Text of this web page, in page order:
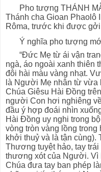
Pho tượng THÁNH
Thánh cha Gioan Phaolô
Rôma, trước khi được
Ý nghĩa pho tượng
“Đức Mẹ từ ái vận
ngà, áo ngoài xanh thiên
đôi hài màu vàng nhạt.
là Người Mẹ nhân từ
Chúa Giêsu Hài Đồng
người Con hơi nghiêng
đầu ý hợp đoái nhìn
Hài Đồng uy nghi trong
vòng tròn vàng lồng trong
khởi thuỷ và là tận cùng).
Thương tuyệt hảo, tay
thương xót của Người. Vì
Chúa đưa tay ban phép